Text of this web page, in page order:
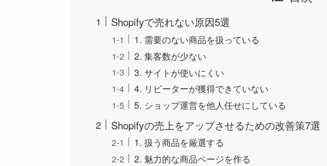
Shopifyで売れない原因5選
1. 需要のない商品を扱っている
2. 集客数が少ない
3. サイトが使いにくい
4. リピーターが獲得できていない
5. ショップ運営を他人任せにしている
Shopifyの売上をアップさせるための改善策7選
1. 扱う商品を厳選する
2. 魅力的な商品ページを作る